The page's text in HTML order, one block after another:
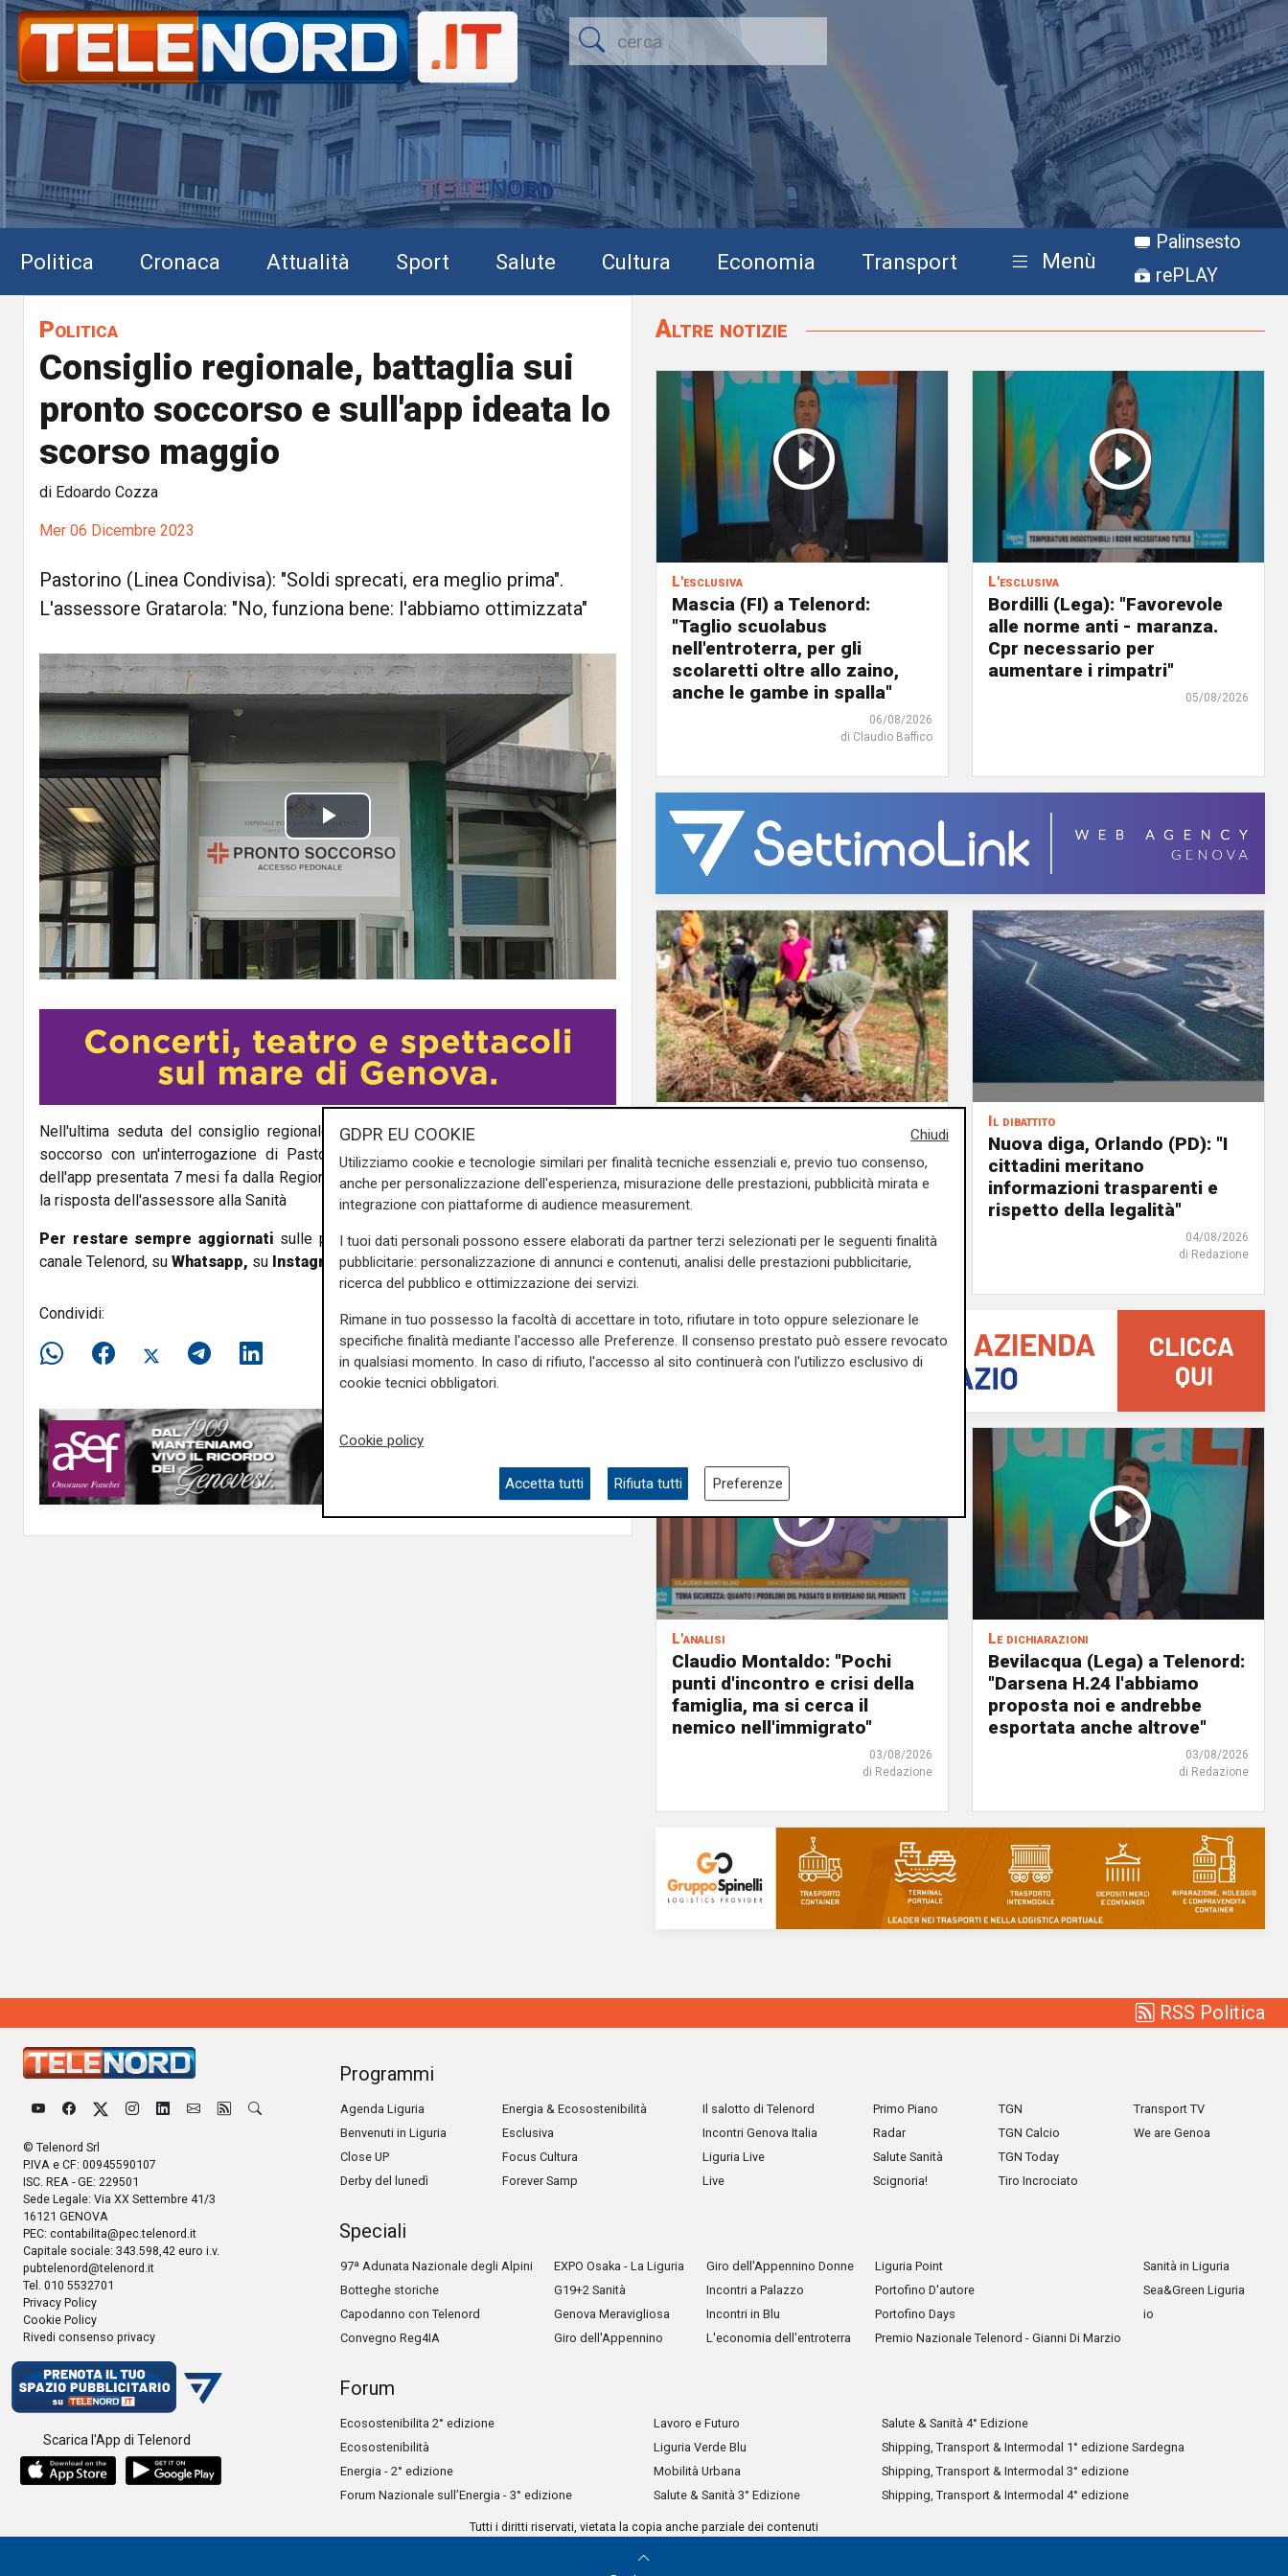
Politica Cronaca Attualità Sport Salute Cultura Economia Transport Menù
Palinsesto
rePLAY
Politica
Consiglio regionale, battaglia sui
pronto soccorso e sull'app ideata lo
scorso maggio
di Edoardo Cozza
Mer 06 Dicembre 2023
Pastorino (Linea Condivisa): "Soldi sprecati, era meglio prima".
L'assessore Gratarola: "No, funziona bene: l'abbiamo ottimizzata"
P
l
a
y
V
i
e
o
Nell'ultima seduta del consiglio regionale si è parlato della situazione dei pronto
soccorso con un'interrogazione di Pastorino (Linea Condivisa) sul funzionamento
dell'app presentata 7 mesi fa dalla Regione. Sentiamo il consigliere di opposizione e
la risposta dell'assessore alla Sanità
Per restare sempre aggiornati sulle principali notizie sulla Liguria seguiteci sul
canale Telenord, su Whatsapp, su Instagram,suYoutubee suFacebook.
Condividi:
Altre notizie
L'esclusiva
Mascia (FI) a Telenord:
"Taglio scuolabus
nell'entroterra, per gli
scolaretti oltre allo zaino,
anche le gambe in spalla"
06/08/2026
di Claudio Baffico
L'esclusiva
Bordilli (Lega): "Favorevole
alle norme anti - maranza.
Cpr necessario per
aumentare i rimpatri"
05/08/2026
Regione: incrementato di un
milione il bando per
l'innovazione nell'agricoltura
di Redazione
Il dibattito
Nuova diga, Orlando (PD): "I
cittadini meritano
informazioni trasparenti e
rispetto della legalità"
04/08/2026
di Redazione
L'analisi
Claudio Montaldo: "Pochi
punti d'incontro e crisi della
famiglia, ma si cerca il
nemico nell'immigrato"
03/08/2026
di Redazione
Le dichiarazioni
Bevilacqua (Lega) a Telenord:
"Darsena H.24 l'abbiamo
proposta noi e andrebbe
esportata anche altrove"
03/08/2026
di Redazione
RSS Politica
© Telenord Srl
P.IVA e CF: 00945590107
ISC. REA - GE: 229501
Sede Legale: Via XX Settembre 41/3
16121 GENOVA
PEC: contabilita@pec.telenord.it
Capitale sociale: 343.598,42 euro i.v.
pubtelenord@telenord.it
Tel. 010 5532701
Privacy Policy
Cookie Policy
Rivedi consenso privacy
Scarica l'App di Telenord
Programmi
Agenda Liguria
Benvenuti in Liguria
Close UP
Derby del lunedì
Energia & Ecosostenibilità
Esclusiva
Focus Cultura
Forever Samp
Il salotto di Telenord
Incontri Genova Italia
Liguria Live
Live
Primo Piano
Radar
Salute Sanità
Scignoria!
TGN
TGN Calcio
TGN Today
Tiro Incrociato
Transport TV
We are Genoa
Speciali
97ª Adunata Nazionale degli Alpini
Botteghe storiche
Capodanno con Telenord
Convegno Reg4IA
EXPO Osaka - La Liguria
G19+2 Sanità
Genova Meravigliosa
Giro dell'Appennino
Giro dell'Appennino Donne
Incontri a Palazzo
Incontri in Blu
L'economia dell'entroterra
Liguria Point
Portofino D'autore
Portofino Days
Premio Nazionale Telenord - Gianni Di Marzio
Sanità in Liguria
Sea&Green Liguria
io
Forum
Ecosostenibilita 2° edizione
Ecosostenibilità
Energia - 2° edizione
Forum Nazionale sull’Energia - 3° edizione
Lavoro e Futuro
Liguria Verde Blu
Mobilità Urbana
Salute & Sanità 3° Edizione
Salute & Sanità 4° Edizione
Shipping, Transport & Intermodal 1° edizione Sardegna
Shipping, Transport & Intermodal 3° edizione
Shipping, Transport & Intermodal 4° edizione
Tutti i diritti riservati, vietata la copia anche parziale dei contenuti
Chiudi
GDPR EU COOKIE
Utilizziamo cookie e tecnologie similari per finalità tecniche essenziali e, previo tuo consenso,
anche per personalizzazione dell'esperienza, misurazione delle prestazioni, pubblicità mirata e
integrazione con piattaforme di audience measurement.
I tuoi dati personali possono essere elaborati da partner terzi selezionati per le seguenti finalità
pubblicitarie: personalizzazione di annunci e contenuti, analisi delle prestazioni pubblicitarie,
ricerca del pubblico e ottimizzazione dei servizi.
Rimane in tuo possesso la facoltà di accettare in toto, rifiutare in toto oppure selezionare le
specifiche finalità mediante l'accesso alle Preferenze. Il consenso prestato può essere revocato
in qualsiasi momento. In caso di rifiuto, l'accesso al sito continuerà con l'utilizzo esclusivo di
cookie tecnici obbligatori.
Cookie policy
Accetta tutti Rifiuta tutti Preferenze